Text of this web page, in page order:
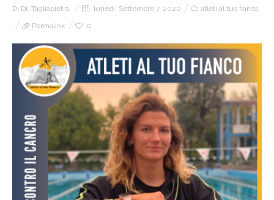
Di Dr. Tagliapietra lunedì, Settembre 7, 2020
atleti al tuo fianco
Permalink
0